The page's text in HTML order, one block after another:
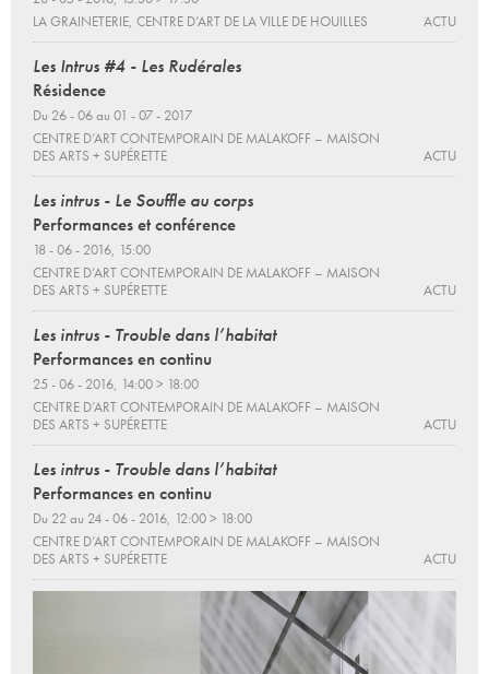
LA GRAINETERIE, CENTRE D’ART DE LA VILLE DE HOUILLES
ACTU
Les Intrus #4 - Les Rudérales
Résidence
Du 26 - 06 au 01 - 07 - 2017
CENTRE D’ART CONTEMPORAIN DE MALAKOFF – MAISON
DES ARTS + SUPÉRETTE
ACTU
Les intrus - Le Souffle au corps
Performances et conférence
18 - 06 - 2016, 15:00
CENTRE D’ART CONTEMPORAIN DE MALAKOFF – MAISON
DES ARTS + SUPÉRETTE
ACTU
Les intrus - Trouble dans l’habitat
Performances en continu
25 - 06 - 2016, 14:00 > 18:00
CENTRE D’ART CONTEMPORAIN DE MALAKOFF – MAISON
DES ARTS + SUPÉRETTE
ACTU
Les intrus - Trouble dans l’habitat
Performances en continu
Du 22 au 24 - 06 - 2016, 12:00 > 18:00
CENTRE D’ART CONTEMPORAIN DE MALAKOFF – MAISON
DES ARTS + SUPÉRETTE
ACTU